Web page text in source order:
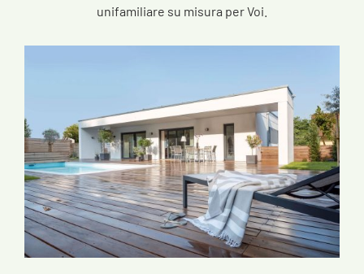
unifamiliare su misura per Voi.